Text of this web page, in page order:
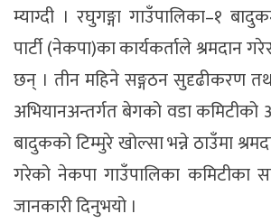
म्याग्दी । रघुगङ्गा गाउँपालिका–१
पार्टी (नेकपा)का कार्यकर्ताले श्रमदान
छन् । तीन महिने सङ्गठन सुदृढीकरण
अभियानअन्तर्गत बेगको वडा कमिटीको
बादुकको टिम्मुरे खोल्सा भन्ने ठाउँमा
गरेको नेकपा गाउँपालिका कमिटीका
जानकारी दिनुभयो ।